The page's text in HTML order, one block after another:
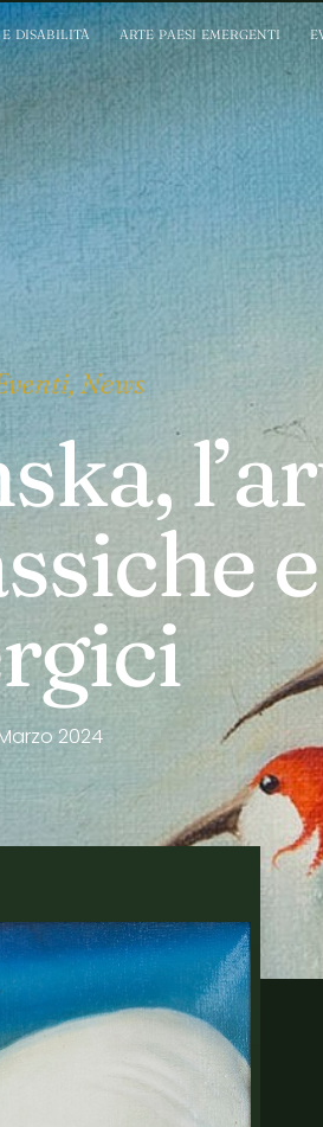
E DISABILITÀ ARTE PAESI EMERGENTI
, News
2024